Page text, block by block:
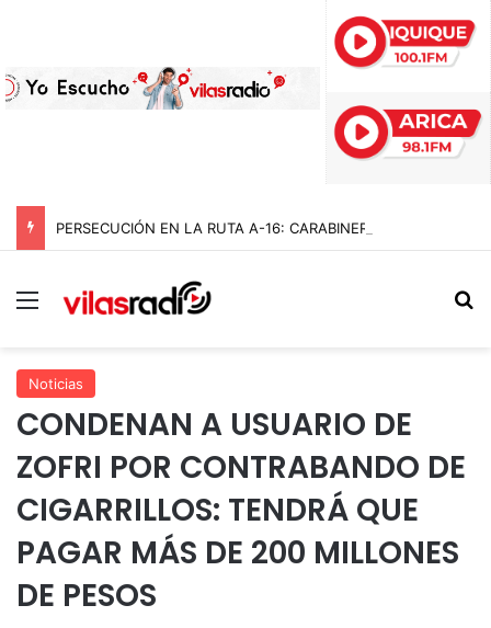
Menú
Noticias
CONDENAN A USUARIO DE
ZOFRI POR CONTRABANDO DE
CIGARRILLOS: TENDRÁ QUE
PAGAR MÁS DE 200 MILLONES
DE PESOS